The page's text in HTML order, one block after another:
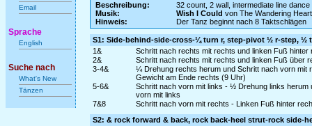
Email
Sprache
English
Suche nach
What's New
Tänzen
Beschreibung:
32 count, 2 wall, intermediate line dance
Musik:
Wish I Could von The Wandering
Hinweis:
Der Tanz beginnt nach 8 Taktschlägen
S1: Side-behind-side-cross-¼ turn r, step-pivot ½ r-step,
1&
Schritt nach rechts mit rechts und linken Fuß hinter
2&
Schritt nach rechts mit rechts und linken Fuß über
3-4&
¼ Drehung rechts herum und Schritt nach vorn mit
Gewicht am Ende rechts (9 Uhr)
5-6&
Schritt nach vorn mit links - ½ Drehung links
vorn mit links
7&8
Schritt nach vorn mit rechts - Linken Fuß hinter
S2: & rock forward & back, rock back-heel strut-rock side-